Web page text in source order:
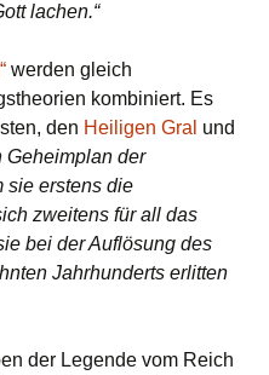
lachen.“
werden gleich
kombiniert. Es
den Heiligen Gral und
Geheimplan der
sie erstens die
zweitens für all das
bei der Auflösung des
Jahrhunderts erlitten
der Legende vom Reich